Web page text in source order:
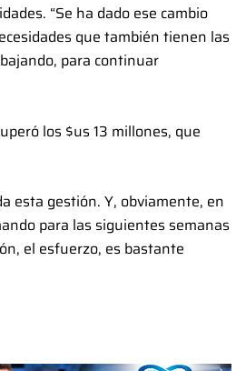
“Se ha dado ese cambio
que también tienen las
para continuar
los $us 13 millones, que
esta gestión. Y, obviamente, en
para las siguientes semanas
el esfuerzo, es bastante